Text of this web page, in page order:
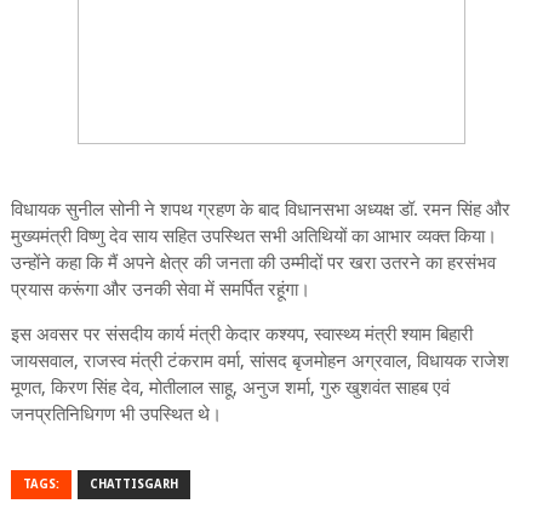
विधायक सुनील सोनी ने शपथ ग्रहण के बाद विधानसभा अध्यक्ष डॉ. रमन सिंह और
मुख्यमंत्री विष्णु देव साय सहित उपस्थित सभी अतिथियों का आभार व्यक्त किया।
उन्होंने कहा कि मैं अपने क्षेत्र की जनता की उम्मीदों पर खरा उतरने का हरसंभव
प्रयास करूंगा और उनकी सेवा में समर्पित रहूंगा।
इस अवसर पर संसदीय कार्य मंत्री केदार कश्यप, स्वास्थ्य मंत्री श्याम बिहारी
जायसवाल, राजस्व मंत्री टंकराम वर्मा, सांसद बृजमोहन अग्रवाल, विधायक राजेश
मूणत, किरण सिंह देव, मोतीलाल साहू, अनुज शर्मा, गुरु खुशवंत साहब एवं
जनप्रतिनिधिगण भी उपस्थित थे।
TAGS: CHATTISGARH